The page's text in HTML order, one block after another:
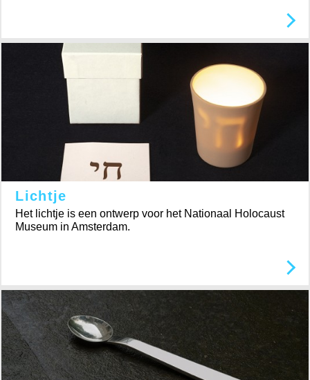
Lichtje
Het lichtje is een ontwerp voor het Nationaal Holocaust
Museum in Amsterdam.